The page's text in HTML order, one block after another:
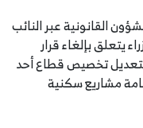
القانونية عبر النائب
يتعلق بإلغاء قرار
24 لعام 2009 الخاص بتعديل تخصيص قطاع أحد
مشاريع سكنية